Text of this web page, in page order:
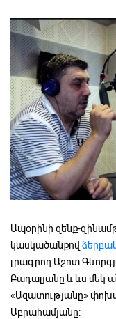
Ապօրինի զենք-
կասկածանքով
լրագրող Աշոտ
Բադալյանը և ևս մեկ
«Ազատությանը»
Աբրահամյանը: